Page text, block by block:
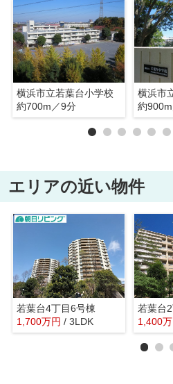
横浜市立若葉台小学校
約700m／9分
横浜市
約
エリアの近い物件
若葉台4丁目6号棟
1,700万円 / 3LDK
若葉台
1,400万